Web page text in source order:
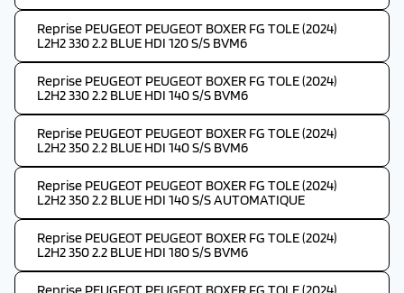
Reprise PEUGEOT PEUGEOT BOXER FG TOLE (2024)
L2H2 330 2.2 BLUE HDI 120 S/S BVM6
Reprise PEUGEOT PEUGEOT BOXER FG TOLE (2024)
L2H2 330 2.2 BLUE HDI 140 S/S BVM6
Reprise PEUGEOT PEUGEOT BOXER FG TOLE (2024)
L2H2 350 2.2 BLUE HDI 140 S/S BVM6
Reprise PEUGEOT PEUGEOT BOXER FG TOLE (2024)
L2H2 350 2.2 BLUE HDI 140 S/S AUTOMATIQUE
Reprise PEUGEOT PEUGEOT BOXER FG TOLE (2024)
L2H2 350 2.2 BLUE HDI 180 S/S BVM6